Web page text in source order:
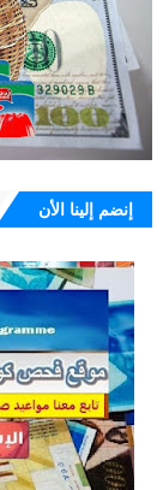
إنضم إلينا الأن